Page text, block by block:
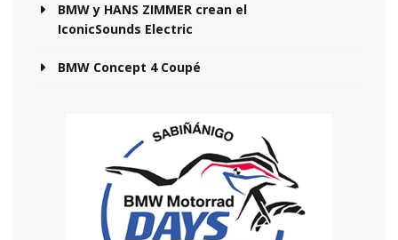
BMW y HANS ZIMMER crean el
IconicSounds Electric
BMW Concept 4 Coupé